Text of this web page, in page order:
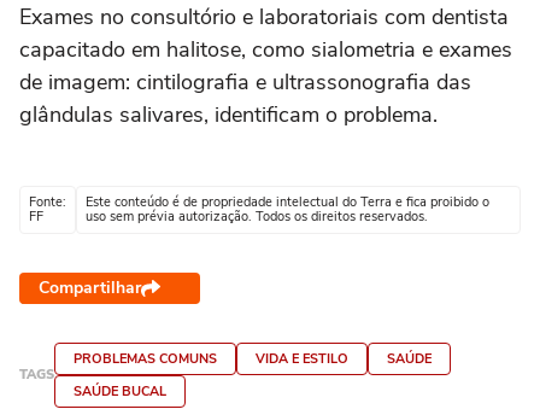
Exames no consultório e laboratoriais com dentista
capacitado em halitose, como sialometria e exames
de imagem: cintilografia e ultrassonografia das
glândulas salivares, identificam o problema.
Fonte:
FF
Este conteúdo é de propriedade intelectual do Terra e fica proibido o
uso sem prévia autorização. Todos os direitos reservados.
Compartilhar
TAGS
PROBLEMAS COMUNS VIDA E ESTILO
SAÚDE
SAÚDE BUCAL